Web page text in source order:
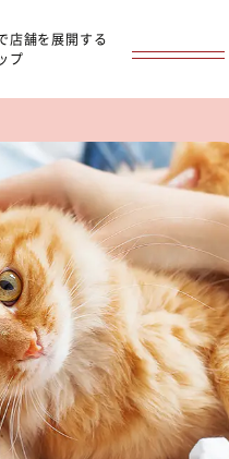
店舗を展開する
プ